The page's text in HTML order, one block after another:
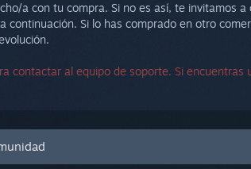
a con tu compra. Si no es así, te invitamos
continuación. Si lo has comprado en otro
contactar al equipo de soporte. Si